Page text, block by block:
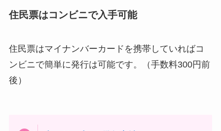
住民票はコンビニで入手可能
住民票はマイナンバーカードを携帯していればコ
ンビニで簡単に発行は可能です。（手数料300円前
後）